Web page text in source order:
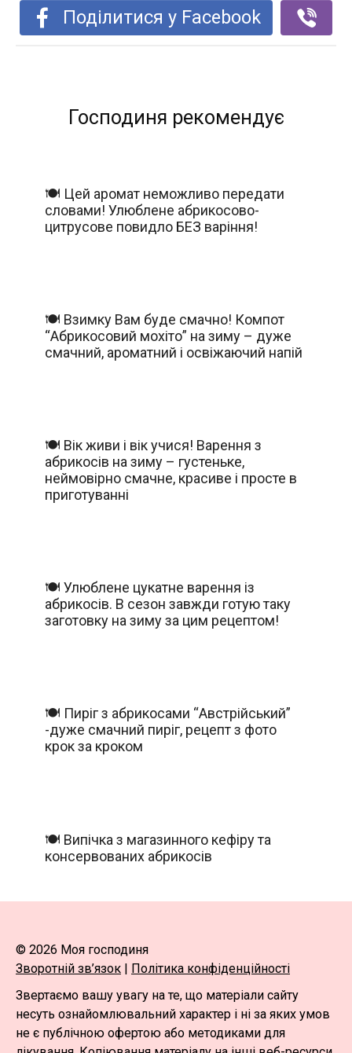
Поділитися у Facebook
Господиня рекомендує
🍽️ Цей аромат неможливо передати
словами! Улюблене абрикосово-
цитрусове повидло БЕЗ варіння!
🍽️ Взимку Вам буде смачно! Компот
“Абрикосовий мохіто” на зиму – дуже
смачний, ароматний і освіжаючий напій
🍽️ Вік живи і вік учися! Варення з
абрикосів на зиму – густеньке,
неймовірно смачне, красиве і просте в
приготуванні
🍽️ Улюблене цукатне варення із
абрикосів. В сезон завжди готую таку
заготовку на зиму за цим рецептом!
🍽️ Пиріг з абрикосами “Австрійський”
-дуже смачний пиріг, рецепт з фото
крок за кроком
🍽️ Випічка з магазинного кефіру та
консервованих абрикосів
© 2026 Моя господиня
Зворотній зв’язок | Політика конфіденційності
Звертаємо вашу увагу на те, що матеріали сайту
несуть ознайомлювальний характер і ні за яких умов
не є публічною офертою або методиками для